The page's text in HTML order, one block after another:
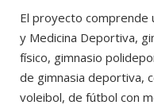
El proyecto comprende
y Medicina Deportiva,
físico, gimnasio
de gimnasia deportiva,
voleibol, de fútbol con